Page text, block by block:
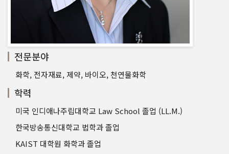
전문분야
화학, 전자재료, 제약, 바이오, 천연물화학
학력
미국 인디애나주립대학교 Law School 졸업 (LL.M.)
한국방송통신대학교 법학과 졸업
KAIST 대학원 화학과 졸업